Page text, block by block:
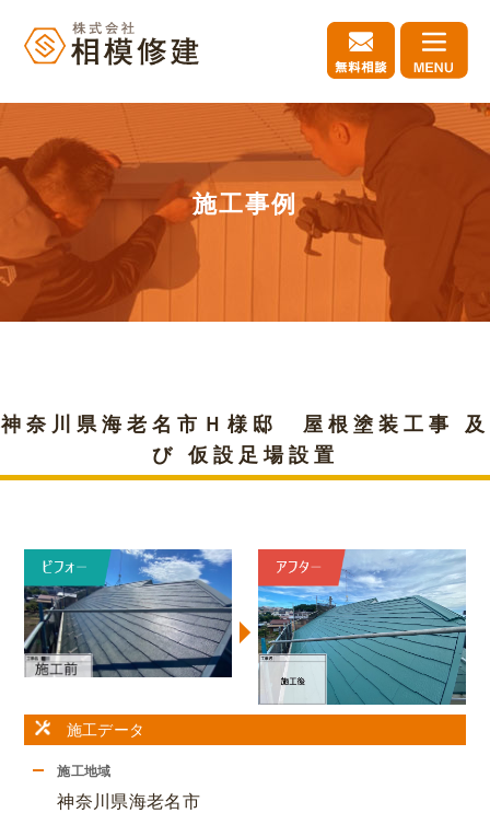
施工事例
神奈川県海老名市Ｈ様邸 屋根塗装工事 及
び 仮設足場設置
施工データ
施工地域
神奈川県海老名市